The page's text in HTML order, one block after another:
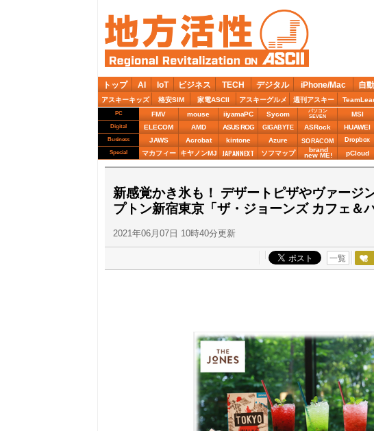
トップ AI IoT ビジネス TECH デジタル iPhone/Mac 自
アスキーキッズ 格安SIM 家電ASCII アスキーグルメ 週刊アスキー
PC FMV mouse iiyamaPC Sycom
パソコン
SEVEN
MSI
Digital ELECOM AMD ASUS ROG GIGABYTE ASRock HUAWEI
Business JAWS Acrobat kintone Azure SORACOM Dropbox
Special マカフィー キヤノンMJ JAPANNEXT ソフマップ brand
new ME! pCloud
新感覚かき氷も！ デザートピザやヴァージ
プトン新宿東京「ザ・ジョーンズ カフェ＆バ
2021年06月07日 10時40分更新
一覧